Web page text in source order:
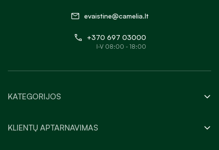
evaistine@camelia.lt
+370 697 03000
I-V 08:00 - 18:00
KATEGORIJOS
KLIENTŲ APTARNAVIMAS